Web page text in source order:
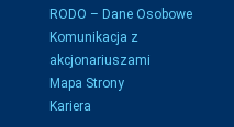
RODO – Dane Osobowe
Komunikacja z
akcjonariuszami
Mapa Strony
Kariera